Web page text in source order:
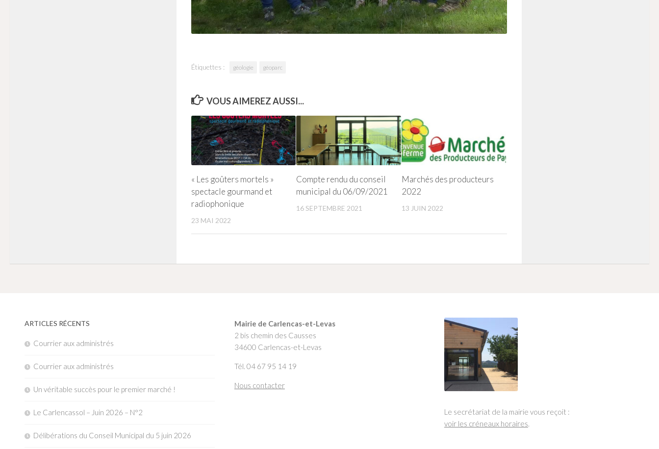
Étiquettes : géologie géoparc
VOUS AIMEREZ AUSSI...
« Les goûters mortels »
spectacle gourmand et
radiophonique
23 MAI 2022
Compte rendu du conseil
municipal du 06/09/2021
16 SEPTEMBRE 2021
Marchés des producteurs
2022
13 JUIN 2022
ARTICLES RÉCENTS
Courrier aux administrés
Courrier aux administrés
Un véritable succès pour le premier marché !
Le Carlencassol – Juin 2026 – N°2
Délibérations du Conseil Municipal du 5 juin 2026
Mairie de Carlencas-et-Levas
2 bis chemin des Causses
34600 Carlencas-et-Levas
Tél. 04 67 95 14 19
Nous contacter
Le secrétariat de la mairie vous reçoit :
voir les créneaux horaires.